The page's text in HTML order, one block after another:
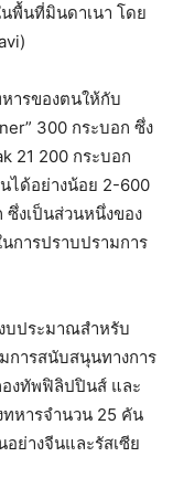
พื้นที่มินดาเนา โดย
หารของตนให้กับ
300 กระบอก ซึ่ง
21 200 กระบอก
ได้อย่างน้อย 2-600
ซึ่งเป็นส่วนหนึ่งของ
การปราบปรามการ
บประมาณสำหรับ
การสนับสนุนทางการ
องทัพฟิลิปปินส์ และ
หารจำนวน 25 คัน
ย่างจีนและรัสเซีย